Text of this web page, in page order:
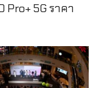
Pro+ 5G ราคา